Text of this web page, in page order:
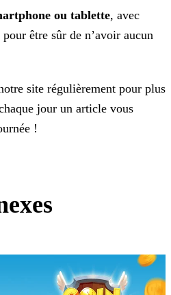
ou tablette, avec
être sûr de n’avoir aucun
site régulièrement pour plus
jour un article vous
!